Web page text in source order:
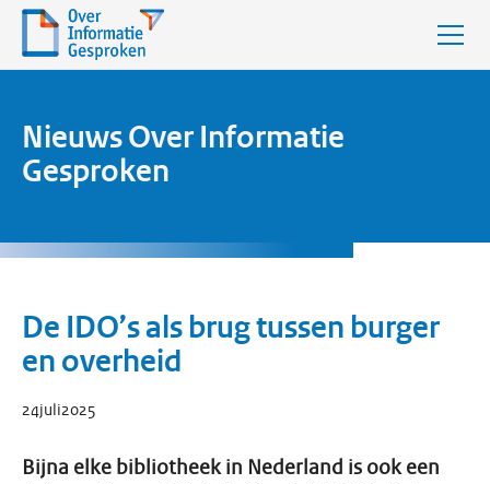
Nieuws Over Informatie
Gesproken
De IDO’s als brug tussen burger
en overheid
24juli2025
Bijna elke bibliotheek in Nederland is ook een